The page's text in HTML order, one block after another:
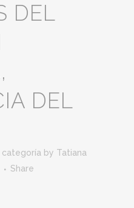
DEL
DEL
categoría by Tatiana
Share